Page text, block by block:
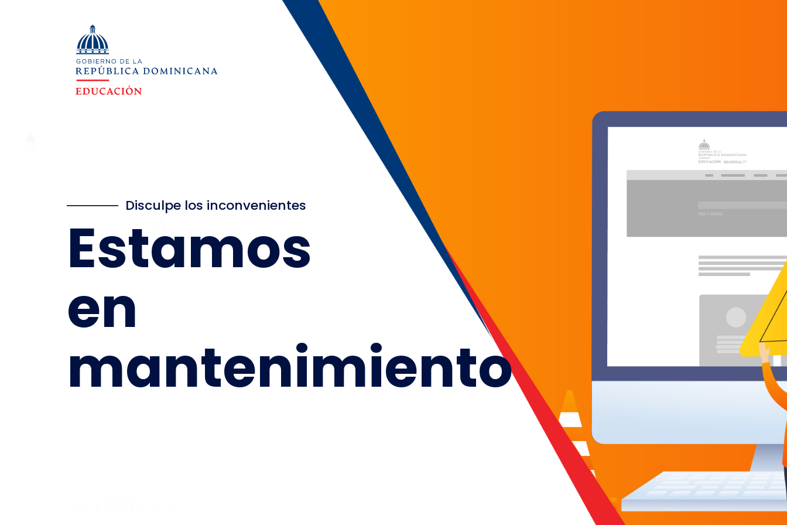
Disculpe los inconvenientes
Estamos
en
mantenimiento